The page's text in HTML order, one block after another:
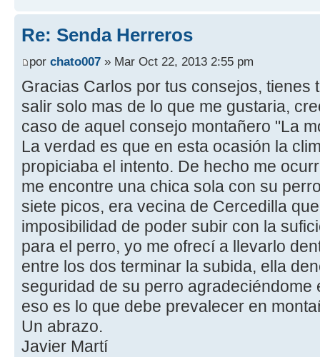
Re: Senda Herreros
por chato007 » Mar Oct 22, 2013 2:55 pm
Gracias Carlos por tus consejos, tienes
salir solo mas de lo que me gustaria,
caso de aquel consejo montañero "La
La verdad es que en esta ocasión la
propiciaba el intento. De hecho me
me encontre una chica sola con su
siete picos, era vecina de Cercedilla
imposibilidad de poder subir con la
para el perro, yo me ofrecí a llevarlo
entre los dos terminar la subida, ella
seguridad de su perro agradeciéndome
eso es lo que debe prevalecer en
Un abrazo.
Javier Martí